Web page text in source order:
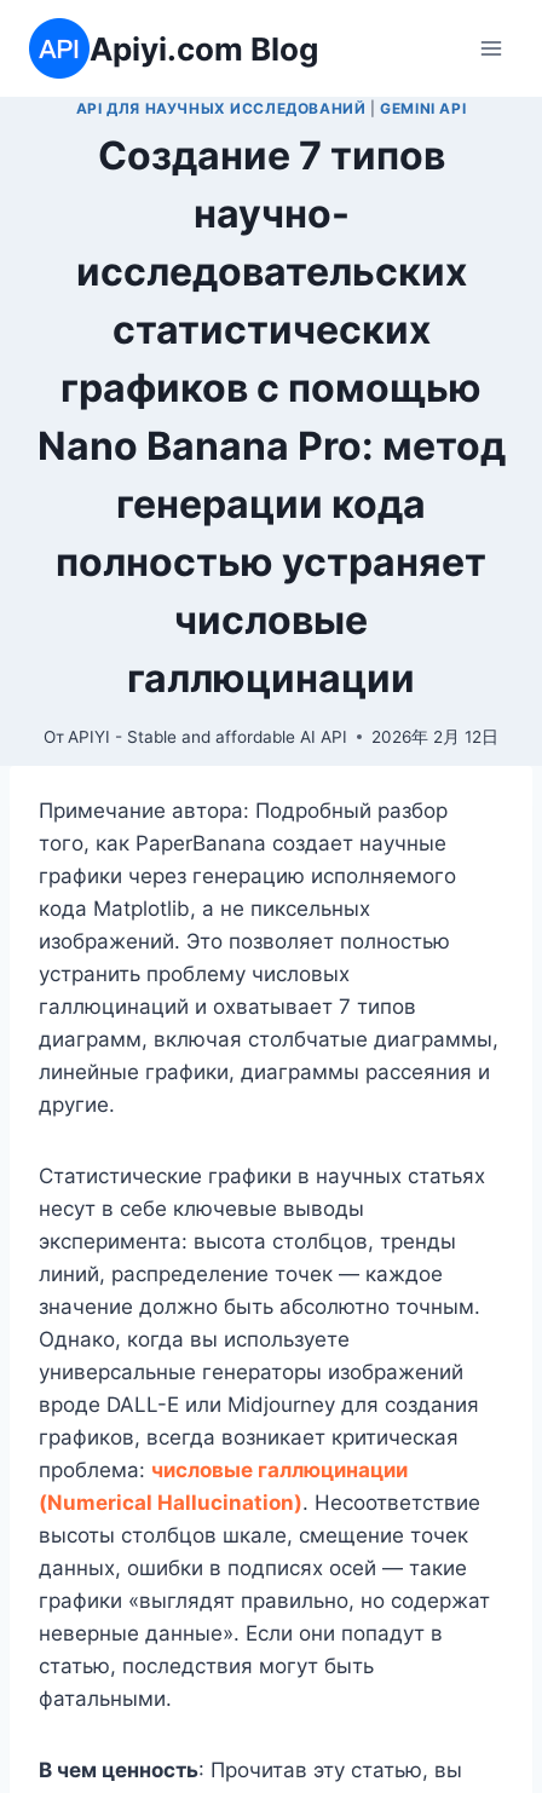
Перейти
содержимому
Apiyi.com Blog
API ДЛЯ НАУЧНЫХ ИССЛЕДОВАНИЙ |GEMINI API
Создание 7 типов
научно-
исследовательских
статистических
графиков с помощью
Nano Banana Pro: метод
генерации кода
полностью устраняет
числовые
галлюцинации
От APIYI - Stable and affordable AI API 2026年 2月 12日
Примечание автора: Подробный разбор
того, как PaperBanana создает научные
графики через генерацию исполняемого
кода Matplotlib, а не пиксельных
изображений. Это позволяет полностью
устранить проблему числовых
галлюцинаций и охватывает 7 типов
диаграмм, включая столбчатые диаграммы,
линейные графики, диаграммы рассеяния и
другие.
Статистические графики в научных статьях
несут в себе ключевые выводы
эксперимента: высота столбцов, тренды
линий, распределение точек — каждое
значение должно быть абсолютно точным.
Однако, когда вы используете
универсальные генераторы изображений
вроде DALL-E или Midjourney для создания
графиков, всегда возникает критическая
проблема: числовые галлюцинации
(Numerical Hallucination). Несоответствие
высоты столбцов шкале, смещение точек
данных, ошибки в подписях осей — такие
графики «выглядят правильно, но содержат
неверные данные». Если они попадут в
статью, последствия могут быть
фатальными.
В чем ценность: Прочитав эту статью, вы